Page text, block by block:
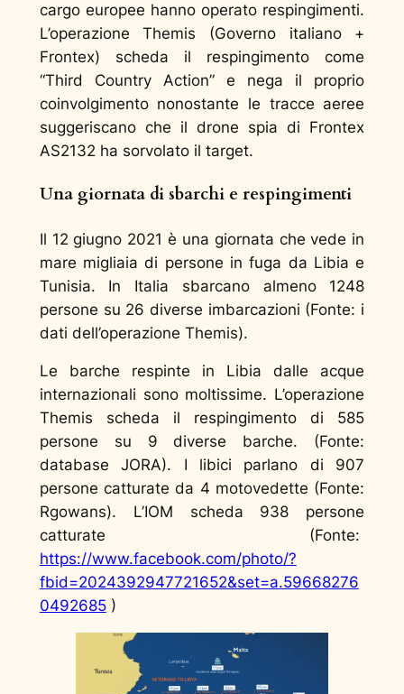
cargo europee hanno operato respingimenti.
L’operazione Themis (Governo italiano +
Frontex) scheda il respingimento come
“Third Country Action” e nega il proprio
coinvolgimento nonostante le tracce aeree
suggeriscano che il drone spia di Frontex
AS2132 ha sorvolato il target.
Una giornata di sbarchi e respingimenti
Il 12 giugno 2021 è una giornata che vede in
mare migliaia di persone in fuga da Libia e
Tunisia. In Italia sbarcano almeno 1248
persone su 26 diverse imbarcazioni (Fonte: i
dati dell’operazione Themis).
Le barche respinte in Libia dalle acque
internazionali sono moltissime. L’operazione
Themis scheda il respingimento di 585
persone su 9 diverse barche. (Fonte:
database JORA). I libici parlano di 907
persone catturate da 4 motovedette (Fonte:
Rgowans). L’IOM scheda 938 persone
catturate (Fonte:
https://www.facebook.com/photo/?
fbid=2024392947721652&set=a.59668276
0492685)